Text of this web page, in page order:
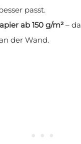
passt.
ab 150 g/m²–
der Wand.